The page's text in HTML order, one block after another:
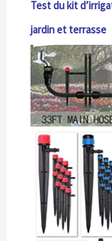
Test du kit
jardin et terrasse